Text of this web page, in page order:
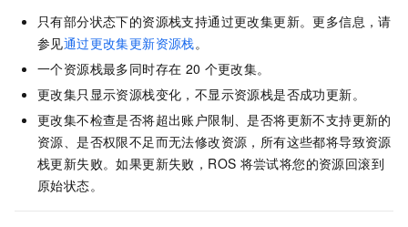
只有部分状态下的资源栈支持通过更改集更新。更多信息，请
参见通过更改集更新资源栈。
一个资源栈最多同时存在 20 个更改集。
更改集只显示资源栈变化，不显示资源栈是否成功更新。
更改集不检查是否将超出账户限制、是否将更新不支持更新的
资源、是否权限不足而无法修改资源，所有这些都将导致资源
栈更新失败。如果更新失败，ROS 将尝试将您的资源回滚到
原始状态。